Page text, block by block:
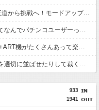
LモンキーターンRED「王道から挑戦へ！モードアップ！最速達成！ジャックイン！７揃い！」←まったくの別物っぽいけど流行るんか！？
スロットユーザーに比べてなんでパチンコユーザーってリテラシーがここまで低いんだろうか…
5号機の時って、面白いA+ART機がたくさんあって楽しかったよなｗｗｗ
パチンコ屋の「大量の人を適切に並ばせたりして裁く能力」←これガチで凄いよなｗｗｗ
933
1941